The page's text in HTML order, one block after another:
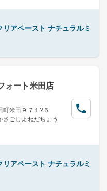
アペースト ナチュラルミ
ォート米田店
米田９７１?５
ごしよねだちょう
アペースト ナチュラルミ